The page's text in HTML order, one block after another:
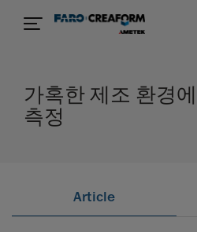
가혹한 제조 환경
측정
Article